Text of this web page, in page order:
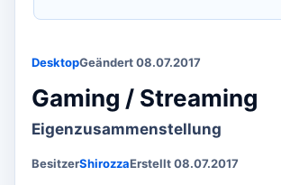
DesktopGeändert 08.07.2017
Gaming / Streaming
Eigenzusammenstellung
BesitzerShirozzaErstellt 08.07.2017